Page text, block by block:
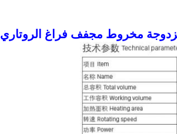
مزدوجة مخروط مجفف فراغ الروتاري